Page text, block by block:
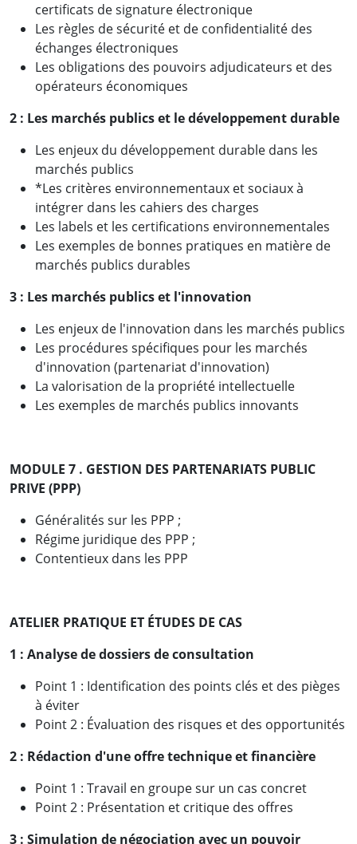
certificats de signature électronique
Les règles de sécurité et de confidentialité des
échanges électroniques
Les obligations des pouvoirs adjudicateurs et des
opérateurs économiques
2 : Les marchés publics et le développement durable
Les enjeux du développement durable dans les
marchés publics
*Les critères environnementaux et sociaux à
intégrer dans les cahiers des charges
Les labels et les certifications environnementales
Les exemples de bonnes pratiques en matière de
marchés publics durables
3 : Les marchés publics et l'innovation
Les enjeux de l'innovation dans les marchés publics
Les procédures spécifiques pour les marchés
d'innovation (partenariat d'innovation)
La valorisation de la propriété intellectuelle
Les exemples de marchés publics innovants
MODULE 7 . GESTION DES PARTENARIATS PUBLIC
PRIVE (PPP)
Généralités sur les PPP ;
Régime juridique des PPP ;
Contentieux dans les PPP
ATELIER PRATIQUE ET ÉTUDES DE CAS
1 : Analyse de dossiers de consultation
Point 1 : Identification des points clés et des pièges
à éviter
Point 2 : Évaluation des risques et des opportunités
2 : Rédaction d'une offre technique et financière
Point 1 : Travail en groupe sur un cas concret
Point 2 : Présentation et critique des offres
3 : Simulation de négociation avec un pouvoir